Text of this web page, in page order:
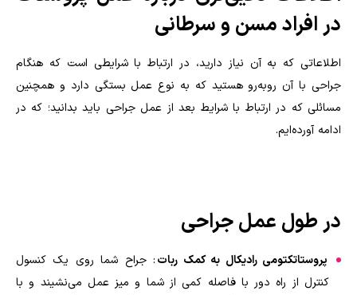
در افراد مسن و سرطانی
اطلاعاتی که به آن نیاز دارید، در ارتباط با شرایطی است که هنگام
جراحی با آن روبه‌رو هستید که به نوع عمل بستگی دارد و همچنین
مسائلی که در ارتباط با شرایط بعد از عمل جراحی باید بدانید؛ که در
ادامه آورده‌ایم.
در طول عمل جراحی
پروستاتکتومی رادیکال به کمک ربات: جراح شما روی یک کنسول
کنترل از راه دور با فاصله کمی از شما و میز عمل می‌نشیند و با